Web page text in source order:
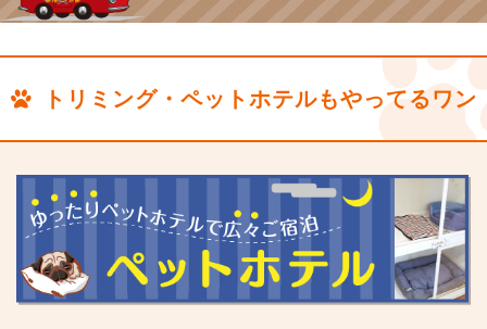
トリミング・ペットホテルもやってるワン